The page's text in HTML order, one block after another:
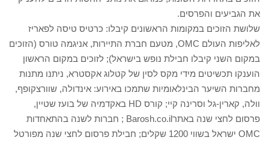
את הגביעים והפרסים.
שלושת הזוכים במקומות הראשונים קיבלו: כרטיס טיסה לפאריז
לאליפות העולם OMC, מטעם חברת התיירות, אניגמה טורס (הזוכים
במקום השני קיבלו חבילת נופש בישראל); לזוכים במקום הראשון
הוענקו תכשיטים מידי מקס לסין של קטלוג אקסטרא, ניתנו מתנות
מחברות השיער הבינלאומיות שתמכו באירוע: אינדולה, שוורצקופף,
וולה, קארין-גל וסרינה קיי; קורס HD באקדמיה של בועז שטיין,
פרסום לחצי שנה באתרBarosh.co.il ; חברות לשנה בהתאחדות
OMC ישראל בשווי 1200 שקלים; חבילת פרסום לחצי שנה מפורטל